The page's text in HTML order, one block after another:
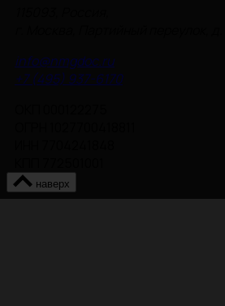
info@nmgdoc.ru
+7 (495) 937-6170
наверх